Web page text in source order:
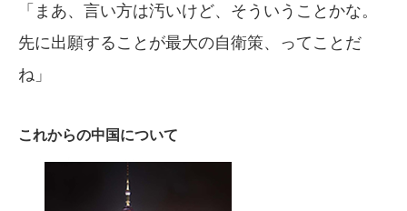
「まあ、言い方は汚いけど、そういうことかな。
先に出願することが最大の自衛策、ってことだ
ね」
これからの中国について